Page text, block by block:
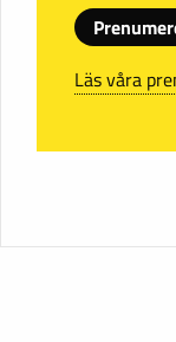
Läs våra